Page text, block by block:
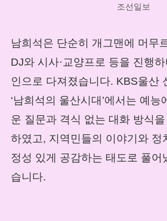
조선일보
남희석은 단순히 개그맨에 머무
DJ와 시사·교양프로 등을 진행
인으로 다져졌습니다. KBS울산
‘남희석의 울산시대’에서는 예능
운 질문과 격식 없는 대화 방식
하였고, 지역민들의 이야기와 정
정성 있게 공감하는 태도로 풀어
습니다.